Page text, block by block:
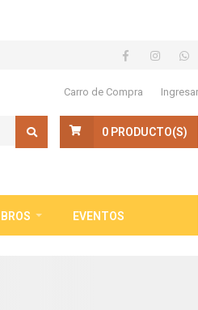
Carro de Compra Ingresar
0 PRODUCTO(S)
EVENTOS